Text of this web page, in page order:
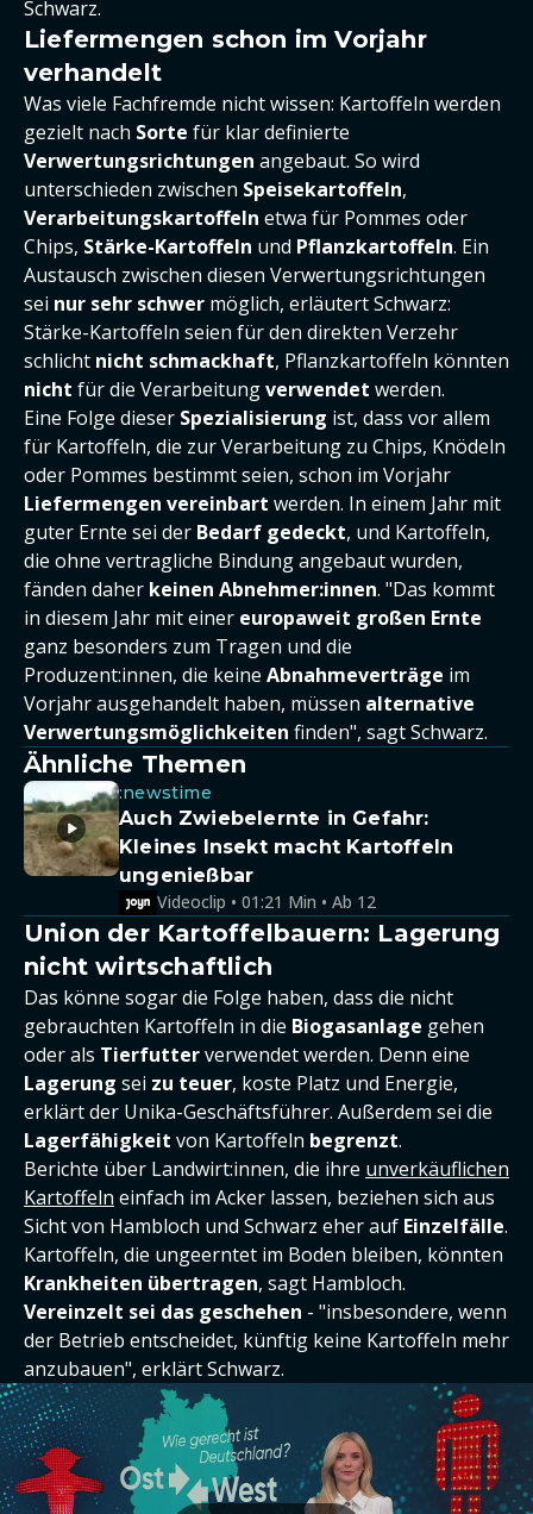
Schwarz.
Liefermengen schon im Vorjahr
verhandelt
Was viele Fachfremde nicht wissen: Kartoffeln werden
gezielt nach Sorte für klar definierte
Verwertungsrichtungen angebaut. So wird
unterschieden zwischen Speisekartoffeln,
Verarbeitungskartoffeln etwa für Pommes oder
Chips, Stärke-Kartoffeln und Pflanzkartoffeln. Ein
Austausch zwischen diesen Verwertungsrichtungen
sei nur sehr schwer möglich, erläutert Schwarz:
Stärke-Kartoffeln seien für den direkten Verzehr
schlicht nicht schmackhaft, Pflanzkartoffeln könnten
nicht für die Verarbeitungverwendet werden.
Eine Folge dieser Spezialisierung ist, dass vor allem
für Kartoffeln, die zur Verarbeitung zu Chips, Knödeln
oder Pommes bestimmt seien, schon im Vorjahr
Liefermengen vereinbart werden. In einem Jahr mit
guter Ernte sei der Bedarf gedeckt, und Kartoffeln,
die ohne vertragliche Bindung angebaut wurden,
fänden daher keinen Abnehmer:innen. "Das kommt
in diesem Jahr mit einer europaweit großen Ernte
ganz besonders zum Tragen und die
Produzent:innen, die keine Abnahmeverträge im
Vorjahr ausgehandelt haben, müssen alternative
Verwertungsmöglichkeiten finden", sagt Schwarz.
Ähnliche Themen
:newstime
Auch Zwiebelernte in Gefahr:
Kleines Insekt macht Kartoffeln
ungenießbar
Videoclip • 01:21 Min • Ab 12
Union der Kartoffelbauern: Lagerung
nicht wirtschaftlich
Das könne sogar die Folge haben, dass die nicht
gebrauchten Kartoffeln in die Biogasanlage gehen
oder als Tierfutterverwendet werden. Denn eine
Lagerung sei zu teuer, koste Platz und Energie,
erklärt der Unika-Geschäftsführer. Außerdem sei die
Lagerfähigkeit von Kartoffeln begrenzt.
Berichte über Landwirt:innen, die ihre unverkäuflichen
Kartoffeln einfach im Acker lassen, beziehen sich aus
Sicht von Hambloch und Schwarz eher auf Einzelfälle.
Kartoffeln, die ungeerntet im Boden bleiben, könnten
Krankheiten übertragen, sagt Hambloch.
Vereinzelt sei das geschehen - "insbesondere, wenn
der Betrieb entscheidet, künftig keine Kartoffeln mehr
anzubauen", erklärt Schwarz.